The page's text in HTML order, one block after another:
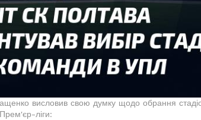
висловив свою думку щодо обрання
ліги: